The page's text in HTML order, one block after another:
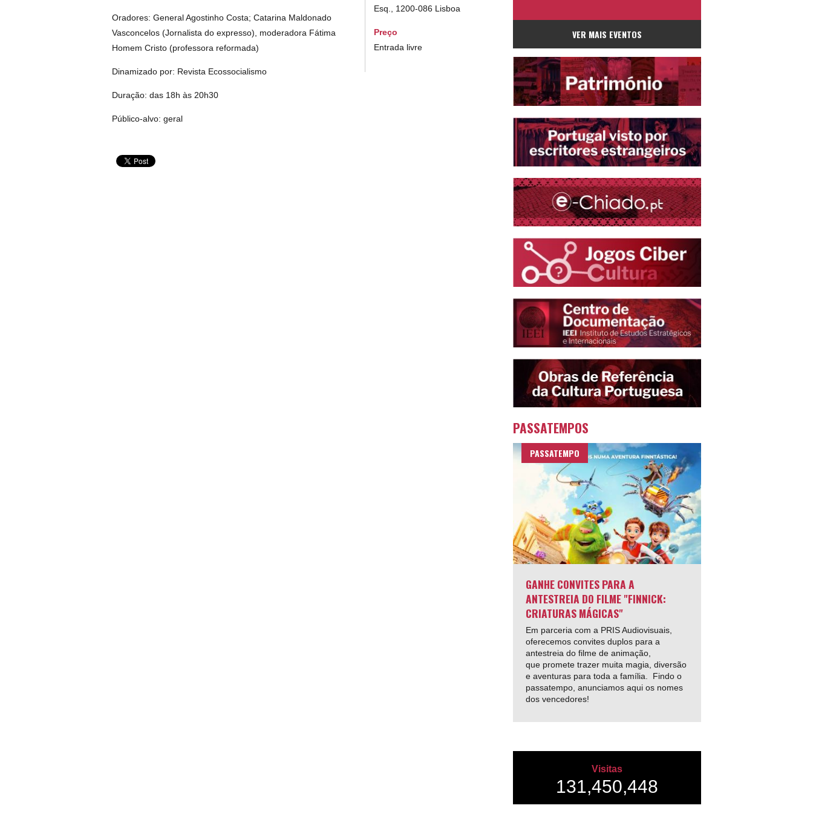
Esq., 1200-086 Lisboa
Preço
Entrada livre
Oradores: General Agostinho Costa; Catarina Maldonado
Vasconcelos (Jornalista do expresso), moderadora Fátima
Homem Cristo (professora reformada)
Dinamizado por: Revista Ecossocialismo
Duração: das 18h às 20h30
Público-alvo: geral
VER MAIS EVENTOS
PASSATEMPOS
PASSATEMPO
GANHE CONVITES PARA A
ANTESTREIA DO FILME "FINNICK:
CRIATURAS MÁGICAS"
Em parceria com a PRIS Audiovisuais,
oferecemos convites duplos para a
antestreia do filme de animação,
que promete trazer muita magia, diversão
e aventuras para toda a família. Findo o
passatempo, anunciamos aqui os nomes
dos vencedores!
Visitas
131,450,448